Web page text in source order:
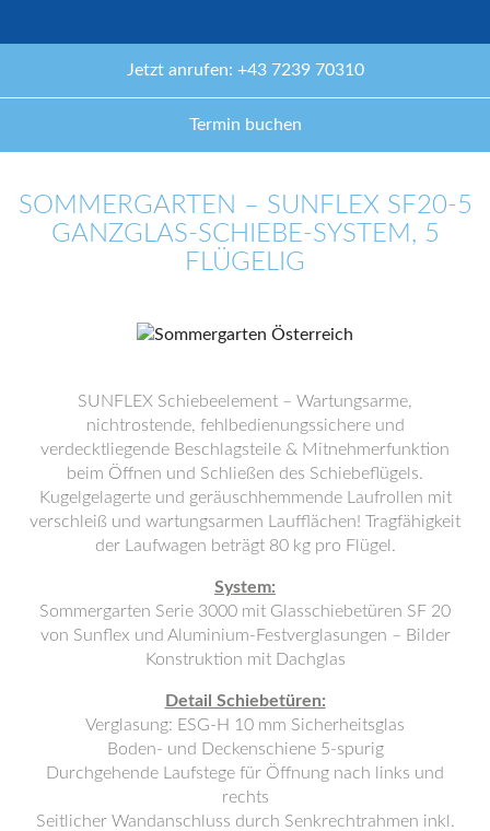
Jetzt anrufen: +43 7239 70310
Termin buchen
SOMMERGARTEN – SUNFLEX SF20-5
GANZGLAS-SCHIEBE-SYSTEM, 5
FLÜGELIG
SUNFLEX Schiebeelement – Wartungsarme,
nichtrostende, fehlbedienungssichere und
verdecktliegende Beschlagsteile & Mitnehmerfunktion
beim Öffnen und Schließen des Schiebeflügels.
Kugelgelagerte und geräuschhemmende Laufrollen mit
verschleiß und wartungsarmen Laufflächen! Tragfähigkeit
der Laufwagen beträgt 80 kg pro Flügel.
System:
Sommergarten Serie 3000 mit Glasschiebetüren SF 20
von Sunflex und Aluminium-Festverglasungen – Bilder
Konstruktion mit Dachglas
Detail Schiebetüren:
Verglasung: ESG-H 10 mm Sicherheitsglas
Boden- und Deckenschiene 5-spurig
Durchgehende Laufstege für Öffnung nach links und
rechts
Seitlicher Wandanschluss durch Senkrechtrahmen inkl.